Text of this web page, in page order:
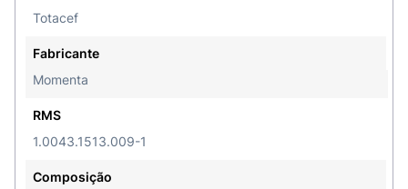
Totacef
Fabricante
Momenta
RMS
1.0043.1513.009-1
Composição